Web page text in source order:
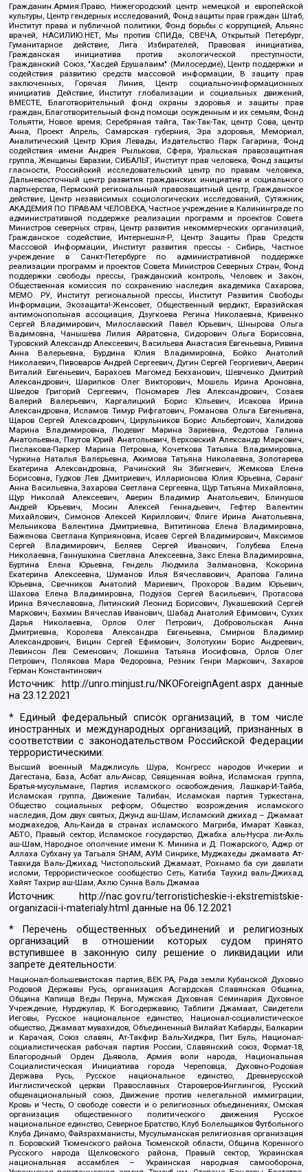
Гражданин.Армия.Право, Нижегородский центр немецкой и европейской
культуры, Центр гендерных исследований, Фонд защиты прав граждан Штаб,
Институт права и публичной политики, Фонд борьбы с коррупцией, Альянс
врачей, НАСИЛИЮ.НЕТ, Мы против СПИДа, СВЕЧА, Открытый Петербург,
Гуманитарное действие, Лига Избирателей, Правовая инициатива,
Гражданская инициатива против экологической преступности,
Гражданский Союз, "Хасдей Ерушалаим" (Милосердие), Центр поддержки и
содействия развитию средств массовой информации, В защиту прав
заключенных, Горячая Линия, Центр социально-информационных
инициатив Действие, Институт глобализации и социальных движений,
ВМЕСТЕ, Благотворительный фонд охраны здоровья и защиты прав
граждан, Благотворительный фонд помощи осужденным и их семьям, Фонд
Тольятти, Новое время, Серебряная тайга, Так-Так-Так, центр Сова, центр
Анна, Проект Апрель, Самарская губерния, Эра здоровья, Мемориал,
Аналитический Центр Юрия Левады, Издательство Парк Гагарина, Фонд
содействия имени Андрея Рылькова, Сфера, Уральская правозащитная
группа, Женщины Евразии, СИБАЛЬТ, Институт прав человека, Фонд защиты
гласности, Российский исследовательский центр по правам человека,
Дальневосточный центр развития гражданских инициатив и социального
партнерства, Пермский региональный правозащитный центр, Гражданское
действие, Центр независимых социологических исследований, Сутяжник,
АКАДЕМИЯ ПО ПРАВАМ ЧЕЛОВЕКА, Частное учреждение в Калининграде по
административной поддержке реализации программ и проектов Совета
Министров северных стран, Центр развития некоммерческих организаций,
Гражданское содействие, Интернешнл-Р, Центр Защиты Прав Средств
Массовой Информации, Институт развития прессы - Сибирь, Частное
учреждение в Санкт-Петербурге по административной поддержке
реализации программ и проектов Совета Министров Северных Стран, Фонд
поддержки свободы прессы, Гражданский контроль, Человек и Закон,
Общественная комиссия по сохранению наследия академика Сахарова,
МЕМО. РУ, Институт региональной прессы, Институт Развития Свободы
Информации, Экозащита!-Женсовет, Общественный вердикт, Евразийская
антимонопольная ассоциация, Дзугкоева Регина Николаевна, Кривенко
Сергей Владимирович, Милославский Павел Юрьевич, Шнырова Ольга
Вадимовна, Чанышева Лилия Айратовна, Сидорович Ольга Борисовна,
Туровский Александр Алексеевич, Васильева Анастасия Евгеньевна, Ривина
Анна Валерьевна, Бурдина Юлия Владимировна, Бойко Анатолий
Николаевич, Пивоваров Андрей Сергеевич, Дугин Сергей Георгиевич, Аверин
Виталий Евгеньевич, Барахоев Магомед Бекханович, Шевченко Дмитрий
Александрович, Шарипков Олег Викторович, Мошель Ирина Ароновна,
Шведов Григорий Сергеевич, Пономарев Лев Александрович, Созаев
Валерий Валерьевич, Каргалицкий Борис Юльевич, Исакова Ирина
Александровна, Исламов Тимур Рифгатович, Романова Ольга Евгеньевна,
Щаров Сергей Алексадрович, Цирульников Борис Альбертович, Халидова
Марина Владимировна, Людевиг Марина Зариевна, Федотова Галина
Анатольевна, Паутов Юрий Анатольевич, Верховский Александр Маркович,
Пислакова-Паркер Марина Петровна, Кочеткова Татьяна Владимировна,
Чуркина Наталья Валерьевна, Акимова Татьяна Николаевна, Золотарева
Екатерина Александровна, Рачинский Ян Збигневич, Жемкова Елена
Борисовна, Гудков Лев Дмитриевич, Илларионова Юлия Юрьевна, Саранг
Анна Васильевна, Захарова Светлана Сергеевна, Щур Татьяна Михайловна,
Щур Николай Алексеевич, Аверин Владимир Анатольевич, Блинушов
Андрей Юрьевич, Мосин Алексей Геннадьевич, Гефтер Валентин
Михайлович, Симонов Алексей Кириллович, Флиге Ирина Анатольевна,
Мельникова Валентина Дмитриевна, Вититинова Елена Владимировна,
Баженова Светлана Куприяновна, Исаев Сергей Владимирович, Максимов
Сергей Владимирович, Беляев Сергей Иванович, Голубева Елена
Николаевна, Ганнушкина Светлана Алексеевна, Закс Елена Владимировна,
Буртина Елена Юрьевна, Гендель Людмила Залмановна, Кокорина
Екатерина Алексеевна, Шуманов Илья Вячеславович, Арапова Галина
Юрьевна, Свечников Анатолий Мариевич, Прохоров Вадим Юрьевич,
Шахова Елена Владимировна, Подузов Сергей Васильевич, Протасова
Ирина Вячеславовна, Литинский Леонид Борисович, Лукашевский Сергей
Маркович, Бахмин Вячеслав Иванович, Шабад Анатолий Ефимович, Сухих
Дарья Николаевна, Орлов Олег Петрович, Добровольская Анна
Дмитриевна, Королева Александра Евгеньевна, Смирнов Владимир
Александрович, Вицин Сергей Ефимович, Золотухин Борис Андреевич,
Левинсон Лев Семенович, Локшина Татьяна Иосифовна, Орлов Олег
Петрович, Полякова Мара Федоровна, Резник Генри Маркович, Захаров
Герман Константинович
Источник: http://unro.minjust.ru/NKOForeignAgent.aspxданные
на23.12.2021
* Единый федеральный список организаций, в том числе
иностранных и международных организаций, признанных в
соответствии с законодательством Российской Федерации
террористическими:
Высший военный Маджлисуль Шура, Конгресс народов Ичкерии и
Дагестана, База, Асбат аль-Ансар, Священная война, Исламская группа,
Братья-мусульмане, Партия исламского освобождения, Лашкар-И-Тайба,
Исламская группа, Движение Талибан, Исламская партия Туркестана,
Общество социальных реформ, Общество возрождения исламского
наследия, Дом двух святых, Джунд аш-Шам, Исламский джихад – Джамаат
моджахедов, Аль-Каида в странах исламского Магриба, Имарат Кавказ,
АБТО, Правый сектор, Исламское государство, Джабха аль-Нусра ли-Ахль
аш-Шам, Народное ополчение имени К. Минина и Д. Пожарского, Аджр от
Аллаха Субхану уа Тагьаля SHAM, АУМ Синрике, Муджахеды джамаата Ат-
Тавхида Валь-Джихад, Чистопольский Джамаат, Рохнамо ба суи давлати
исломи, Террористическое сообщество Сеть, Катиба Таухид валь-Джихад,
Хайят Тахрир аш-Шам, Ахлю Сунна Валь Джамаа
Источник:
http://nac.gov.ru/terroristicheskie-i-ekstremistskie-
organizacii-i-materialy.html данные на06.12.2021
* Перечень общественных объединений и религиозных
организаций в отношении которых судом принято
вступившее в законную силу решение о ликвидации или
запрете деятельности:
Национал-большевистская партия, ВЕК РА, Рада земли Кубанской Духовно
Родовой Державы Русь, организация Асгардская Славянская Община,
Община Капища Веды Перуна, Мужская Духовная Семинария Духовное
Учреждение, Нурджулар, К Богодержавию, Таблиги Джамаат, Свидетели
Иеговы, Русское национальное единство, Национал-социалистическое
общество, Джамаат мувахидов, Объединенный Вилайат Кабарды, Балкарии
и Карачая, Союз славян, Ат-Такфир Валь-Хиджра, Пит Буль, Национал-
социалистическая рабочая партия России, Славянский союз, Формат-18,
Благородный Орден Дьявола, Армия воли народа, Национальная
Социалистическая Инициатива города Череповца, Духовно-Родовая
Держава Русь, Русское национальное единство, Древнерусской
Инглистической церкви Православных Староверов-Инглингов, Русский
общенациональный союз, Движение против нелегальной иммиграции,
Кровь и Честь, О свободе совести и о религиозных объединениях, Омская
организация общественного политического движения Русское
национальное единство, Северное Братство, Клуб Болельщиков Футбольного
Клуба Динамо, Файзрахманисты, Мусульманская религиозная организация
п. Боровский Тюменского района Тюменской области, Община Коренного
Русского народа Щелковского района, Правый сектор, Украинская
национальная ассамблея – Украинская народная самооборона,